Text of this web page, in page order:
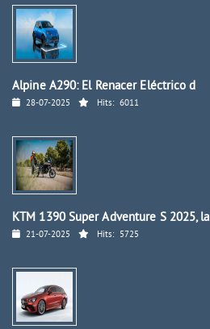
Alpine A290: El Renacer Eléctrico d
28-07-2025 Hits: 6011
KTM 1390 Super Adventure S 2025, la
21-07-2025 Hits: 5725